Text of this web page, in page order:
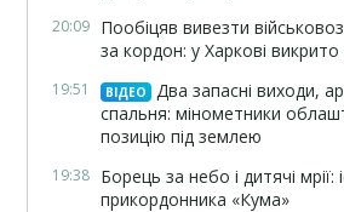
20:09 Пообіцяв вивезти
за кордон: у Харкові
19:51 ВІДЕО
Два запасні виходи,
спальня: мінометники
позицію під землею
19:38 Борець за небо і дитячі мрії:
прикордонника «Кума»